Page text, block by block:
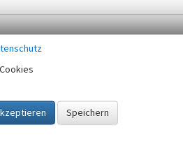
gespeichert und verwendet.
gültigen Europäischen